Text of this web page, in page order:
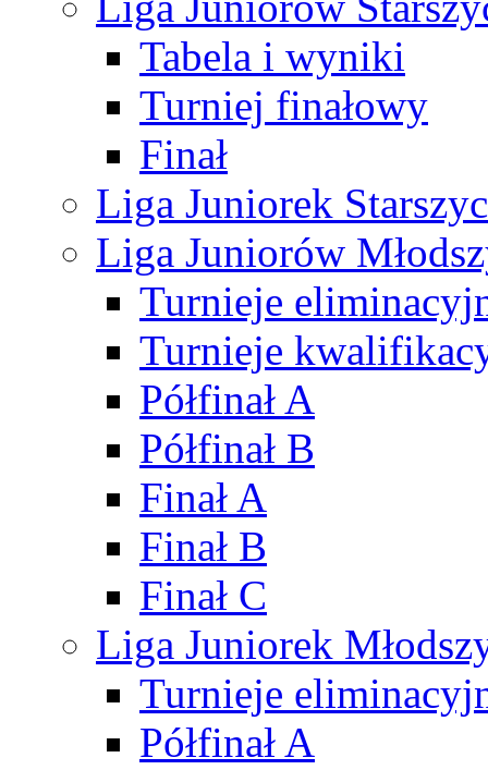
Tabela i wyniki
Turniej finałowy
Finał
Liga Juniorek
Liga Juniorów
Turnieje
Turnieje
Półfinał A
Półfinał B
Finał A
Finał B
Finał C
Liga Juniorek
Turnieje
Półfinał A